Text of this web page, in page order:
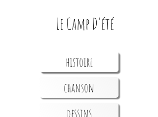
Le Camp D'été
histoire
chanson
dessins